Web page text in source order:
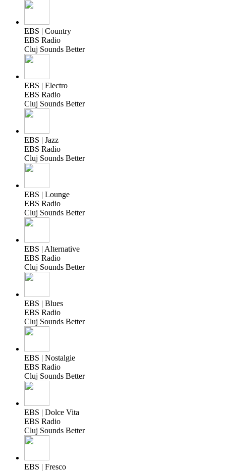
EBS | Country
EBS Radio
Cluj Sounds Better
EBS | Electro
EBS Radio
Cluj Sounds Better
EBS | Jazz
EBS Radio
Cluj Sounds Better
EBS | Lounge
EBS Radio
Cluj Sounds Better
EBS | Alternative
EBS Radio
Cluj Sounds Better
EBS | Blues
EBS Radio
Cluj Sounds Better
EBS | Nostalgie
EBS Radio
Cluj Sounds Better
EBS | Dolce Vita
EBS Radio
Cluj Sounds Better
EBS | Fresco